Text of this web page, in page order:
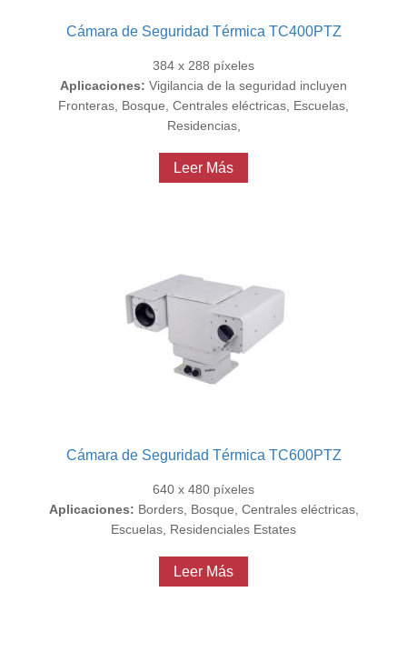
Cámara de Seguridad Térmica TC400PTZ
384 x 288 píxeles
Aplicaciones: Vigilancia de la seguridad incluyen
Fronteras, Bosque, Centrales eléctricas, Escuelas,
Residencias,
Leer Más
Cámara de Seguridad Térmica TC600PTZ
640 x 480 píxeles
Aplicaciones: Borders, Bosque, Centrales eléctricas,
Escuelas, Residenciales Estates
Leer Más